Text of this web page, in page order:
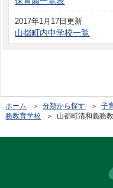
2017年1月17日更新
山都町内中学校一覧
ホーム ＞分類から探す ＞子
務教育学校 ＞ 山都町清和義務